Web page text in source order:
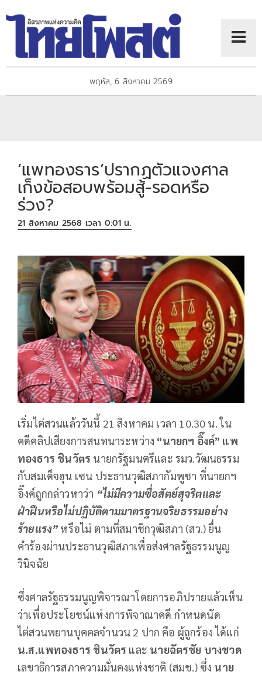
พฤหัส, 6 สิงหาคม 2569
‘แพทองธาร’ปรากฏตัวแจงศาล
เก็งข้อสอบพร้อมสู้-รอดหรือ
ร่วง?
21 สิงหาคม 2568 เวลา 0:01 น.
เริ่มไต่สวนแล้ววันนี้ 21 สิงหาคม เวลา 10.30 น. ใน
คดีคลิปเสียงการสนทนาระหว่าง “นายกฯ อิ๊งค์” แพ
ทองธาร ชินวัตร นายกรัฐมนตรีและ รมว.วัฒนธรรม
กับสมเด็จฮุน เซน ประธานวุฒิสภากัมพูชา ที่นายกฯ
อิ๊งค์ถูกกล่าวหาว่า “ไม่มีความซื่อสัตย์สุจริตและ
ฝ่าฝืนหรือไม่ปฏิบัติตามมาตรฐานจริยธรรมอย่าง
ร้ายแรง” หรือไม่ ตามที่สมาชิกวุฒิสภา (สว.) ยื่น
คำร้องผ่านประธานวุฒิสภาเพื่อส่งศาลรัฐธรรมนูญ
วินิจฉัย
ซึ่งศาลรัฐธรรมนูญพิจารณาโดยการอภิปรายแล้วเห็น
ว่าเพื่อประโยชน์แห่งการพิจาณาคดี กำหนดนัด
ไต่สวนพยานบุคคลจำนวน 2 ปาก คือ ผู้ถูกร้อง ได้แก่
น.ส.แพทองธาร ชินวัตร และ นายฉัตรชัย บางชวด
เลขาธิการสภาความมั่นคงแห่งชาติ (สมช.) ซึ่ง นาย